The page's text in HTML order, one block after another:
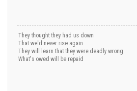
They thought they had us down
That we'd never rise again
They will learn that they were deadly wrong
What's owed will be repaid